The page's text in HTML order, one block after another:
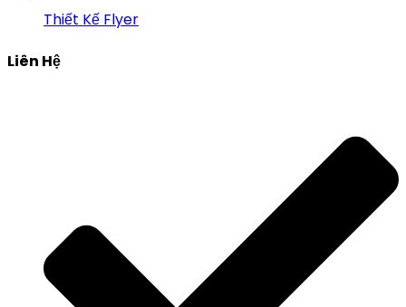
Thiết Kế Flyer
Liên Hệ